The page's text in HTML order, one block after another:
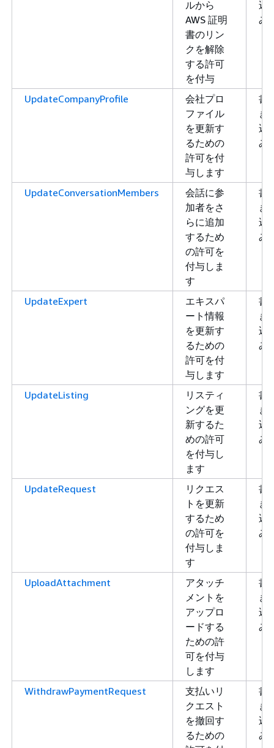
ルから
AWS 証明
書のリン
クを解除
する許可
を付与
込
み
UpdateCompanyProfile
会社プロ
ファイル
を更新す
るための
許可を付
与します
書
き
込
み
UpdateConversationMembers
会話に参
加者をさ
らに追加
するため
の許可を
付与しま
す
書
き
込
み
UpdateExpert
エキスパ
ート情報
を更新す
るための
許可を付
与します
書
き
込
み
UpdateListing
リスティ
ングを更
新するた
めの許可
を付与し
ます
書
き
込
み
UpdateRequest
リクエス
トを更新
するため
の許可を
付与しま
す
書
き
込
み
UploadAttachment
アタッチ
メントを
アップロ
ードする
ための許
可を付与
します
書
き
込
み
WithdrawPaymentRequest
支払いリ
クエスト
を撤回す
るための
書
き
込
み